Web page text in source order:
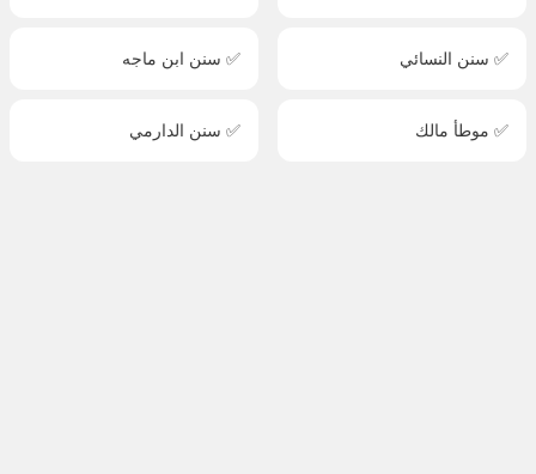
✅ سنن النسائي ✅ سنن ابن ماجه
✅ موطأ مالك ✅ سنن الدارمي